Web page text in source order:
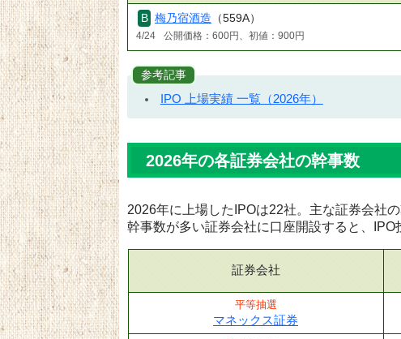
梅乃宿酒造 （559A）
4/24 公開価格：600円、初値：900円
参考記事
IPO 上場実績 一覧（2026年）
2026年の各証券会社の幹事数
2026年に上場したIPOは22社。主な証券会社の
幹事数が多い証券会社に口座開設すると、IPO
証券会社
平等抽選
マネックス証券